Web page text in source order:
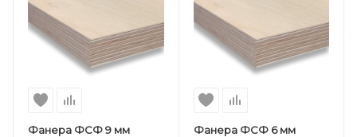
Фанера ФСФ 9 мм
Фанера ФСФ 6 мм